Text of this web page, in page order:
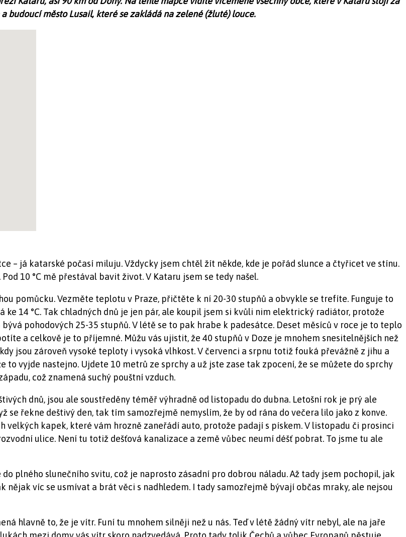
budoucí město Lusail, které se zakládá na zelené (žluté) louce.
– já katarské počasí miluju. Vždycky jsem chtěl žít někde, kde je pořád slunce a čtyřicet ve stínu.
10 °C mě přestával bavit život. V Kataru jsem se tedy našel.
pomůcku. Vezměte teplotu v Praze, přičtěte k ní 20-30 stupňů a obvykle se trefíte. Funguje to
14 °C. Tak chladných dnů je jen pár, ale koupil jsem si kvůli nim elektrický radiátor, protože
pohodových 25-35 stupňů. V létě se to pak hrabe k padesátce. Deset měsíců v roce je to teplo
a celkově je to příjemné. Můžu vás ujistit, že 40 stupňů v Doze je mnohem snesitelnějších než
jsou zároveň vysoké teploty i vysoká vlhkost. V červenci a srpnu totiž fouká převážně z jihu a
vyjde nastejno. Ujdete 10 metrů ze sprchy a už jste zase tak zpocení, že se můžete do sprchy
což znamená suchý pouštní vzduch.
dnů, jsou ale soustředěny téměř výhradně od listopadu do dubna. Letošní rok je prý ale
se řekne deštivý den, tak tím samozřejmě nemyslím, že by od rána do večera lilo jako z konve.
kapek, které vám hrozně zaneřádí auto, protože padají s pískem. V listopadu či prosinci
ulice. Není tu totiž dešťová kanalizace a země vůbec neumí déšť pobrat. To jsme tu ale
plného slunečního svitu, což je naprosto zásadní pro dobrou náladu. Až tady jsem pochopil, jak
víc se usmívat a brát věci s nadhledem. I tady samozřejmě bývají občas mraky, ale nejsou
hlavně to, že je vítr. Funí tu mnohem silněji než u nás. Teď v létě žádný vítr nebyl, ale na jaře